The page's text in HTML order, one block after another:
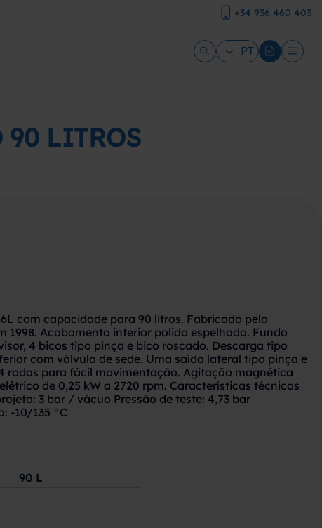
+34 936 460 403
PT
90 LITROS
com capacidade para 90 litros. Fabricado pela
1998. Acabamento interior polido espelhado. Fundo
4 bicos tipo pinça e bico roscado. Descarga tipo
com válvula de sede. Uma saída lateral tipo pinça e
rodas para fácil movimentação. Agitação magnética
de 0,25 kW a 2720 rpm. Características técnicas
3 bar / vácuo Pressão de teste: 4,73 bar
-10/135 °C
90 L